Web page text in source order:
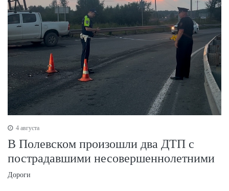
4 августа
В Полевском произошли два ДТП с
пострадавшими несовершеннолетними
Дороги